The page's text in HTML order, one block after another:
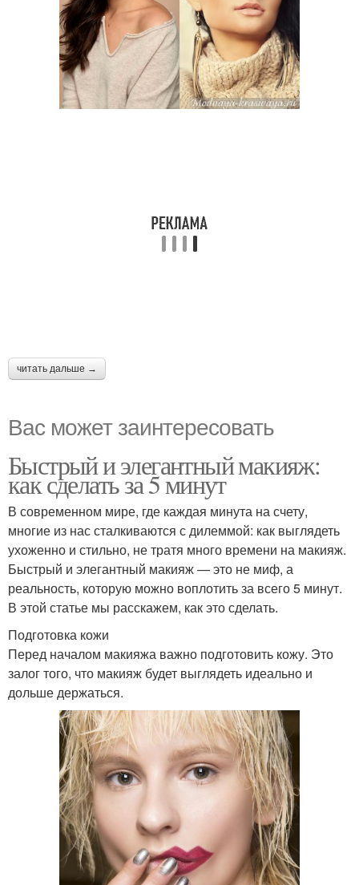
читать дальше →
Вас может заинтересовать
Быстрый и элегантный макияж:
как сделать за 5 минут
В современном мире, где каждая минута на счету,
многие из нас сталкиваются с дилеммой: как выглядеть
ухоженно и стильно, не тратя много времени на макияж.
Быстрый и элегантный макияж — это не миф, а
реальность, которую можно воплотить за всего 5 минут.
В этой статье мы расскажем, как это сделать.
Подготовка кожи
Перед началом макияжа важно подготовить кожу. Это
залог того, что макияж будет выглядеть идеально и
дольше держаться.